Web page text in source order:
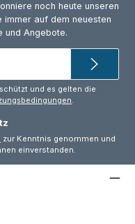
noch heute unseren
auf dem neuesten
und Angebote.
und es gelten die
.
zur Kenntnis genommen und
einverstanden.